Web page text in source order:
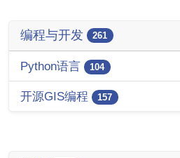
编程与开发 261
Python语言 104
开源GIS编程 157